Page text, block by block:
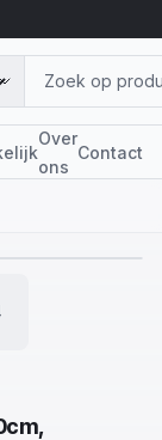
Over
ons
Contact